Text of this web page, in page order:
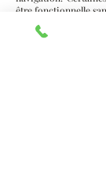
être fonctionnelle